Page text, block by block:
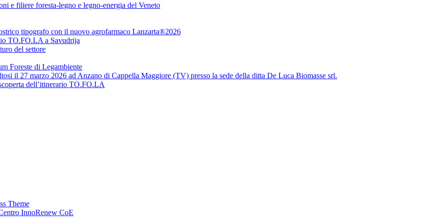
e filiere foresta-legno e legno-energia del Veneto
tipografo con il nuovo agrofarmaco Lanzarta®2026
TO.FO.LA a Savudrija
del settore
Foreste di Legambiente
il 27 marzo 2026 ad Anzano di Cappella Maggiore (TV) presso la sede della ditta De Luca Biomasse srl.
dell’itinerario TO.FO.LA
Theme
InnoRenew CoE